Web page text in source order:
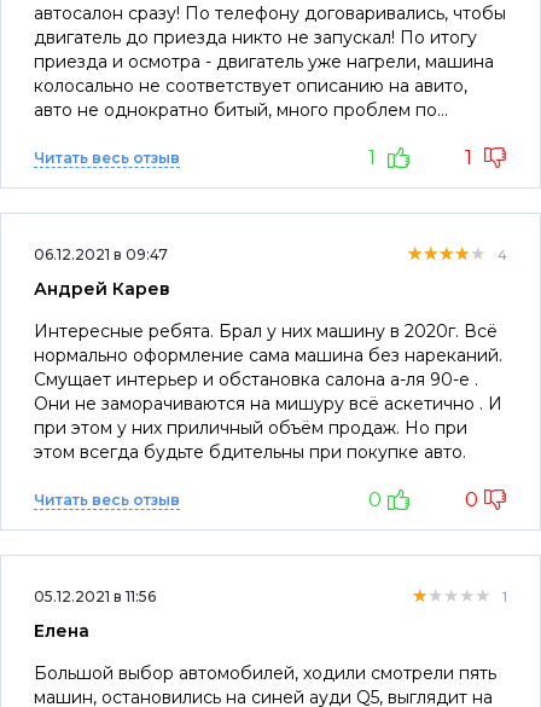
автосалон сразу! По телефону договаривались, чтобы
двигатель до приезда никто не запускал! По итогу
приезда и осмотра - двигатель уже нагрели, машина
колосально не соответствует описанию на авито,
авто не однократно битый, много проблем по
СТО! О вопросецены вообще отдельный вопрос! За
наличку ребята поднимают ценник на 10-15%, при
объявлении кредитная, а за наличку дороже, нужно
указывать! Очень плохое впечатление о таком салоне!
Негативные отзывы на авито удаляют!!!! Позор!!! Не
занимайтесь ерундой, идите на завод работать, а не
людей обманывать!
Читать весь отзыв 1 1
06.12.2021 в 09:47 ★★★★★
★★★★★
★★★★★ 4
Андрей Карев
Интересные ребята. Брал у них машину в 2020г. Всё
нормально оформление сама машина без нареканий.
Смущает интерьер и обстановка салона а-ля 90-е .
Они не заморачиваются на мишуру всё аскетично . И
при этом у них приличный объём продаж. Но при
этом всегда будьте бдительны при покупке авто.
Читать весь отзыв 0 0
05.12.2021 в 11:56 ★★★★★
★★★★★
★★★★★ 1
Елена
Большой выбор автомобилей, ходили смотрели пять
машин, остановились на синей ауди Q5, выглядит на